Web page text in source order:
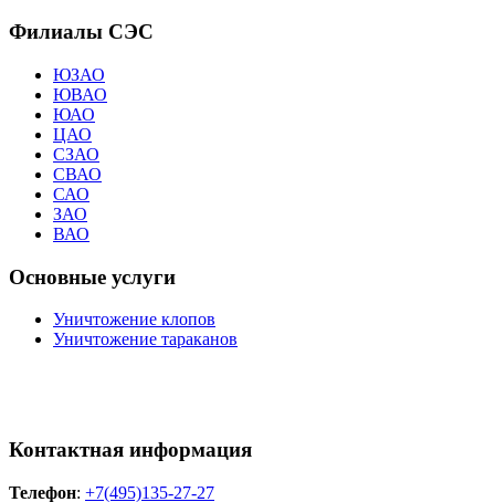
Филиалы СЭС
ЮЗАО
ЮВАО
ЮАО
ЦАО
СЗАО
СВАО
САО
ЗАО
ВАО
Основные услуги
Уничтожение клопов
Уничтожение тараканов
Контактная информация
Телефон: +7(495)135-27-27